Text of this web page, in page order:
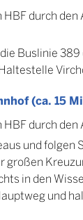
HBF durch den
Buslinie
(ca. 15
HBF durch
und folgen
großen
in den
und